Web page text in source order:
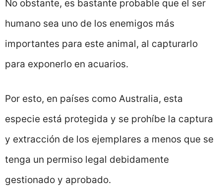
No obstante, es bastante probable que el ser
humano sea uno de los enemigos más
importantes para este animal, al capturarlo
para exponerlo en acuarios.
Por esto, en países como Australia, esta
especie está protegida y se prohíbe la captura
y extracción de los ejemplares a menos que se
tenga un permiso legal debidamente
gestionado y aprobado.